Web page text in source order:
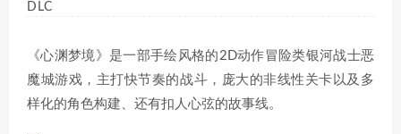
DLC
《心渊梦境》是一部手绘风格的2D动作冒险类银河战士恶
魔城游戏，主打快节奏的战斗，庞大的非线性关卡以及多
样化的角色构建、还有扣人心弦的故事线。